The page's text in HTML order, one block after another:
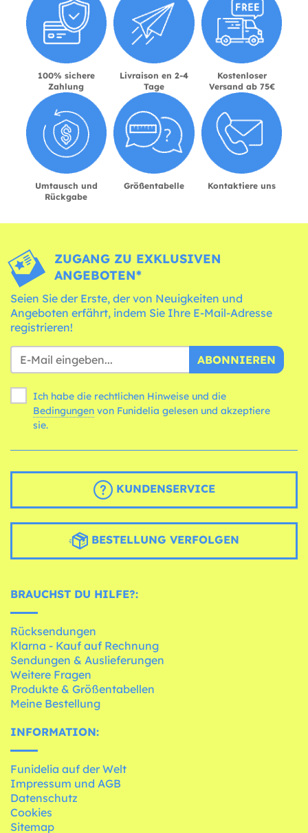
100% sichere
Zahlung
Livraison en 2-4
Tage
Kostenloser
Versand ab 75€
Umtausch und
Rückgabe
Größentabelle Kontaktiere uns
ZUGANG ZU EXKLUSIVEN
ANGEBOTEN*
Seien Sie der Erste, der von Neuigkeiten und
Angeboten erfährt, indem Sie Ihre E-Mail-Adresse
registrieren!
ABONNIEREN
Ich habe die rechtlichen Hinweise und die
Bedingungen
sie.
KUNDENSERVICE
BESTELLUNG VERFOLGEN
BRAUCHST DU HILFE?:
Rücksendungen
Klarna - Kauf auf Rechnung
Sendungen & Auslieferungen
Weitere Fragen
Produkte & Größentabellen
Meine Bestellung
INFORMATION:
Funidelia auf der Welt
Impressum und AGB
Datenschutz
Cookies
Sitemap